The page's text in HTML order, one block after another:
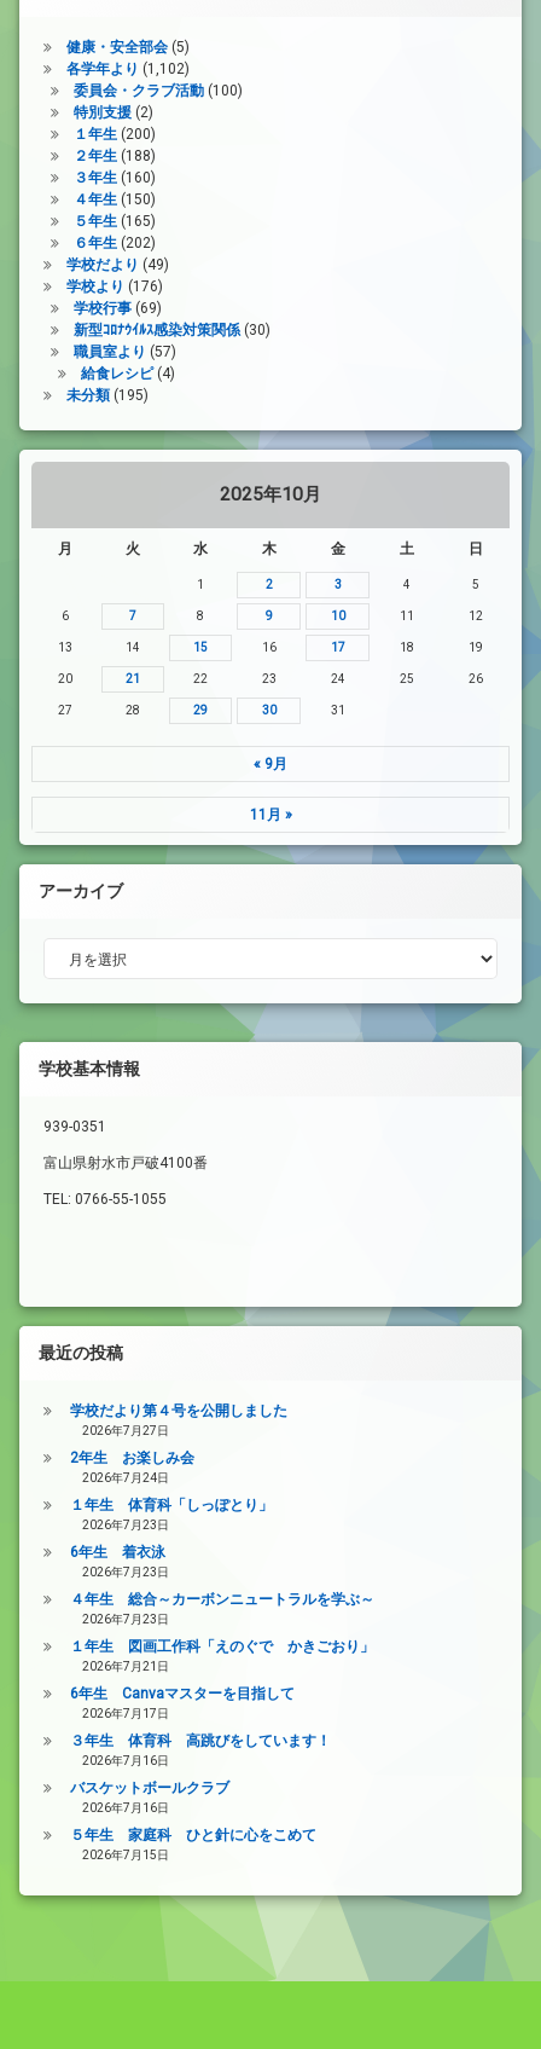
健康・安全部会(5)
各学年より (1,102)
委員会・クラブ活動(100)
特別支援(2)
１年生(200)
２年生(188)
３年生(160)
４年生(150)
５年生(165)
６年生(202)
学校だより (49)
学校より (176)
学校行事(69)
新型ｺﾛﾅｳｲﾙｽ感染対策関係(30)
職員室より (57)
給食レシピ(4)
未分類(195)
2025年10月
月 火 水 木 金 土 日
1 2 3 4 5
6 7 8 9 10 11 12
13 14 15 16 17 18 19
20 21 22 23 24 25 26
27 28 29 30 31
« 9月
11月 »
アーカイブ
アーカイブ
学校基本情報
939-0351
富山県射水市戸破4100番
TEL: 0766-55-1055
最近の投稿
学校だより第４号を公開しました
2026年7月27日
2年生 お楽しみ会
2026年7月24日
１年生 体育科「しっぽとり」
2026年7月23日
6年生 着衣泳
2026年7月23日
４年生 総合～カーボンニュートラルを学ぶ～
2026年7月23日
１年生 図画工作科「えのぐで かきごおり」
2026年7月21日
6年生 Canvaマスターを目指して
2026年7月17日
３年生 体育科 高跳びをしています！
2026年7月16日
バスケットボールクラブ
2026年7月16日
５年生 家庭科 ひと針に心をこめて
2026年7月15日